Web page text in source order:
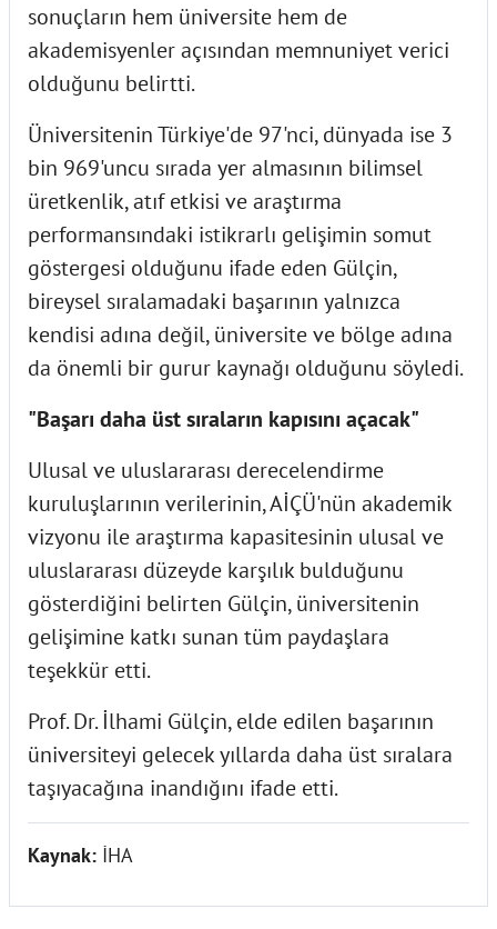
sonuçların hem üniversite hem de
akademisyenler açısından memnuniyet verici
olduğunu belirtti.
Üniversitenin Türkiye'de 97'nci, dünyada ise 3
bin 969'uncu sırada yer almasının bilimsel
üretkenlik, atıf etkisi ve araştırma
performansındaki istikrarlı gelişimin somut
göstergesi olduğunu ifade eden Gülçin,
bireysel sıralamadaki başarının yalnızca
kendisi adına değil, üniversite ve bölge adına
da önemli bir gurur kaynağı olduğunu söyledi.
"Başarı daha üst sıraların kapısını açacak"
Ulusal ve uluslararası derecelendirme
kuruluşlarının verilerinin, AİÇÜ'nün akademik
vizyonu ile araştırma kapasitesinin ulusal ve
uluslararası düzeyde karşılık bulduğunu
gösterdiğini belirten Gülçin, üniversitenin
gelişimine katkı sunan tüm paydaşlara
teşekkür etti.
Prof. Dr. İlhami Gülçin, elde edilen başarının
üniversiteyi gelecek yıllarda daha üst sıralara
taşıyacağına inandığını ifade etti.
Kaynak: İHA